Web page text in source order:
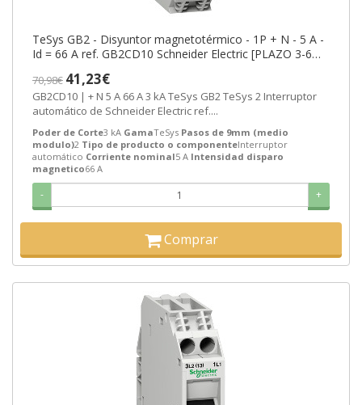
TeSys GB2 - Disyuntor magnetotérmico - 1P + N - 5 A -
Id = 66 A ref. GB2CD10 Schneider Electric [PLAZO 3-6
70,98€ 41,23€
GB2CD10 | + N 5 A 66 A 3 kA TeSys GB2 TeSys 2 Interruptor
automático de Schneider Electric ref....
Poder de Corte3 kA GamaTeSys Pasos de 9mm (medio
modulo)2 Tipo de producto o componenteInterruptor
automático Corriente nominal5 A Intensidad disparo
magnetico66 A
- +
Comprar